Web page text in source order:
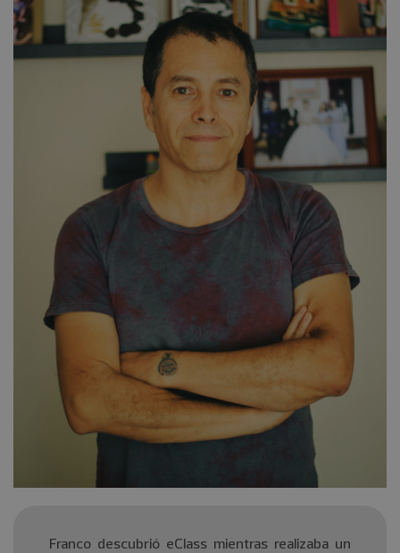
Franco descubrió eClass mientras realizaba un